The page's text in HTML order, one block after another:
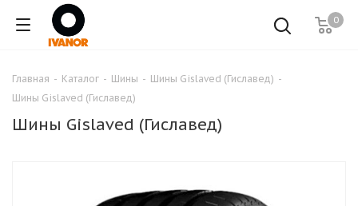
0
Главная - Каталог - Шины - Шины Gislaved (Гиславед) -
Шины Gislaved (Гиславед)
Шины Gislaved (Гиславед)